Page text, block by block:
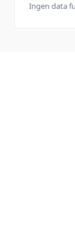
Ingen data